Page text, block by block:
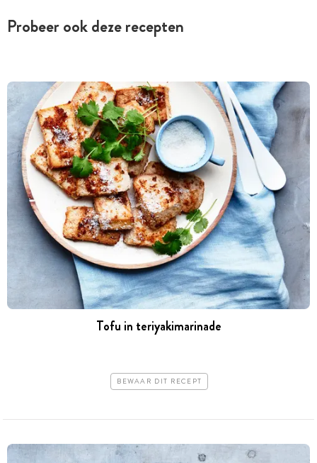
Probeer ook deze recepten
Tofu in teriyakimarinade
BEWAAR DIT RECEPT